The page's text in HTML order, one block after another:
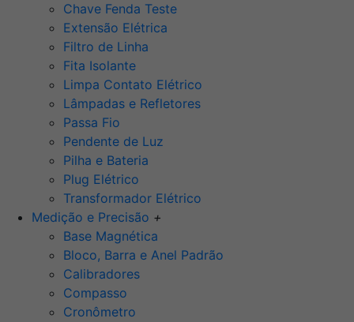
Chave Fenda Teste
Extensão Elétrica
Filtro de Linha
Fita Isolante
Limpa Contato Elétrico
Lâmpadas e Refletores
Passa Fio
Pendente de Luz
Pilha e Bateria
Plug Elétrico
Transformador Elétrico
Medição e Precisão +
Base Magnética
Bloco, Barra e Anel Padrão
Calibradores
Compasso
Cronômetro